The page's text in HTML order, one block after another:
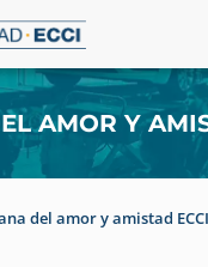
AMOR Y
del amor y amistad ECCI